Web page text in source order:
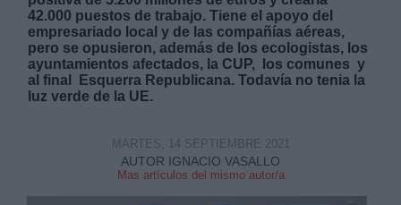
42.000 puestos de trabajo. Tiene el apoyo del
empresariado local y de las compañías aéreas,
pero se opusieron, además de los ecologistas, los
ayuntamientos afectados, la CUP,
los comunes y
al final
Esquerra Republicana. Todavía no tenia la
luz verde de la UE.
AUTOR IGNACIO VASALLO
Mas artículos del mismo autor/a
MARTES, 14 SEPTIEMBRE 2021